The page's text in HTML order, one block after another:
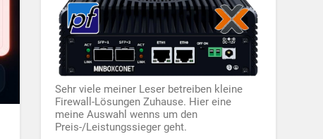
Sehr viele meiner Leser betreiben kleine
Firewall-Lösungen Zuhause. Hier eine
meine Auswahl wenns um den
Preis-/Leistungssieger geht.